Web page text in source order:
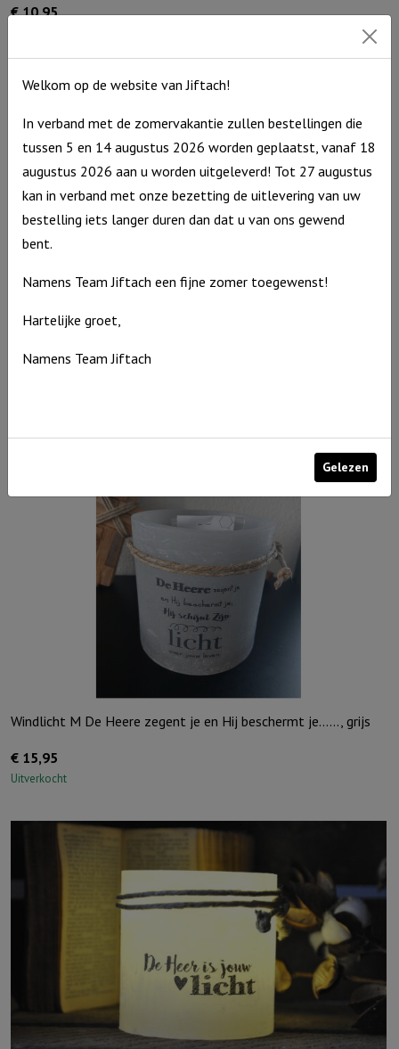
€10,95
Windlicht M De Heere zegent je en Hij beschermt je……, grijs
€ 15,95
Uitverkocht
Welkom op de website van Jiftach!
In verband met de zomervakantie zullen bestellingen die
tussen 5 en 14 augustus 2026 worden geplaatst, vanaf 18
augustus 2026 aan u worden uitgeleverd! Tot 27 augustus
kan in verband met onze bezetting de uitlevering van uw
bestelling iets langer duren dan dat u van ons gewend
bent.
Namens Team Jiftach een fijne zomer toegewenst!
Hartelijke groet,
Namens Team Jiftach
Gelezen